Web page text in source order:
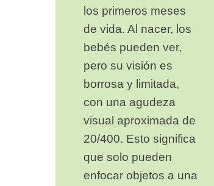
los primeros meses
de vida. Al nacer, los
bebés pueden ver,
pero su visión es
borrosa y limitada,
con una agudeza
visual aproximada de
20/400. Esto significa
que solo pueden
enfocar objetos a una